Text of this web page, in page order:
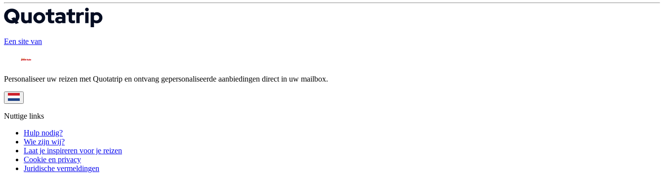
Een site van
Personaliseer uw reizen met Quotatrip en ontvang gepersonaliseerde aanbiedingen direct in uw mailbox.
Nuttige links
Hulp nodig?
Wie zijn wij?
Laat je inspireren voor je reizen
Cookie en privacy
Juridische vermeldingen